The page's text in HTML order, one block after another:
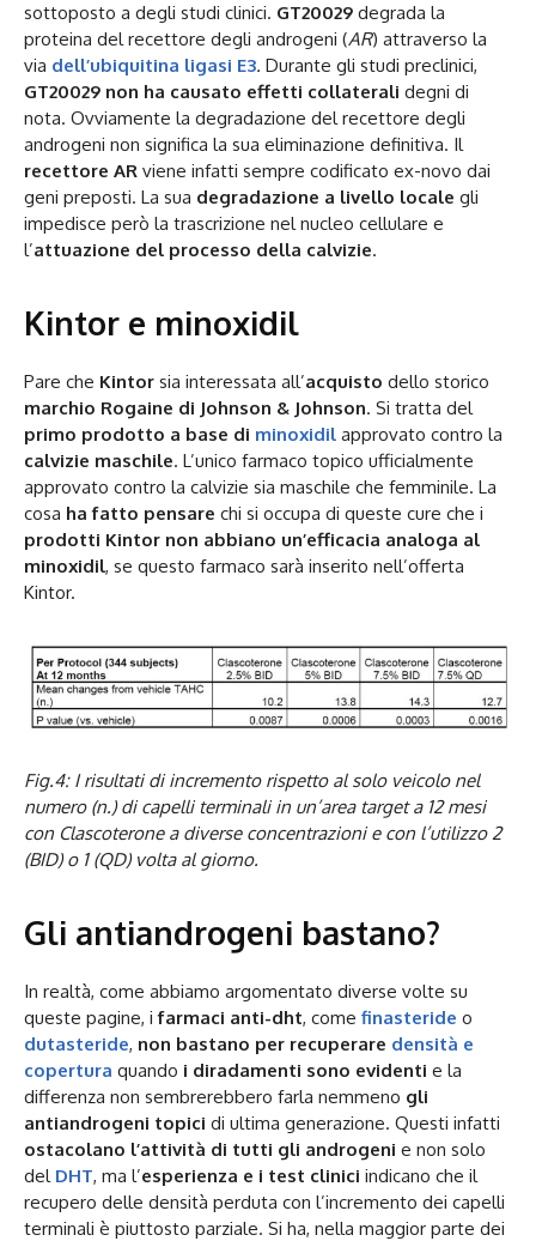
sottoposto a degli studi clinici. GT20029 degrada la
proteina del recettore degli androgeni (AR) attraverso la
via dell’ubiquitina ligasi E3. Durante gli studi preclinici,
GT20029 non ha causato effetti collaterali degni di
nota. Ovviamente la degradazione del recettore degli
androgeni non significa la sua eliminazione definitiva. Il
recettore AR viene infatti sempre codificato ex-novo dai
geni preposti. La sua degradazione a livello locale gli
impedisce però la trascrizione nel nucleo cellulare e
l’attuazione del processo della calvizie.
Kintor e minoxidil
Pare che Kintor sia interessata all’acquisto dello storico
marchio Rogaine di Johnson & Johnson. Si tratta del
primo prodotto a base di minoxidil approvato contro la
calvizie maschile. L’unico farmaco topico ufficialmente
approvato contro la calvizie sia maschile che femminile. La
cosa ha fatto pensare chi si occupa di queste cure che i
prodotti Kintor non abbiano un’efficacia analoga al
minoxidil, se questo farmaco sarà inserito nell’offerta
Kintor.
Fig.4: I risultati di incremento rispetto al solo veicolo nel
numero (n.) di capelli terminali in un’area target a 12 mesi
con Clascoterone a diverse concentrazioni e con l’utilizzo 2
(BID) o 1 (QD) volta al giorno.
Gli antiandrogeni bastano?
In realtà, come abbiamo argomentato diverse volte su
queste pagine, i farmaci anti-dht, come finasteride o
dutasteride, non bastano per recuperare densità e
copertura quando i diradamenti sono evidenti e la
differenza non sembrerebbero farla nemmeno gli
antiandrogeni topici di ultima generazione. Questi infatti
ostacolano l’attività di tutti gli androgeni e non solo
del DHT, ma l’esperienza e i test clinici indicano che il
recupero delle densità perduta con l’incremento dei capelli
terminali è piuttosto parziale. Si ha, nella maggior parte dei